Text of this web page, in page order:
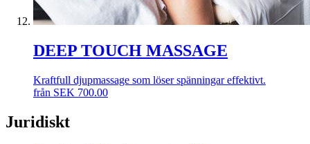
DEEP TOUCH MASSAGE
Kraftfull djupmassage som löser spänningar effektivt.
från SEK 700.00
Juridiskt